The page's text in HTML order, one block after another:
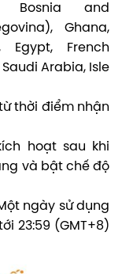
Bosnia and
Ghana,
Egypt, French
Arabia, Isle
thời điểm nhận
hoạt sau khi
và bật chế độ
ngày sử dụng
23:59 (GMT+8)